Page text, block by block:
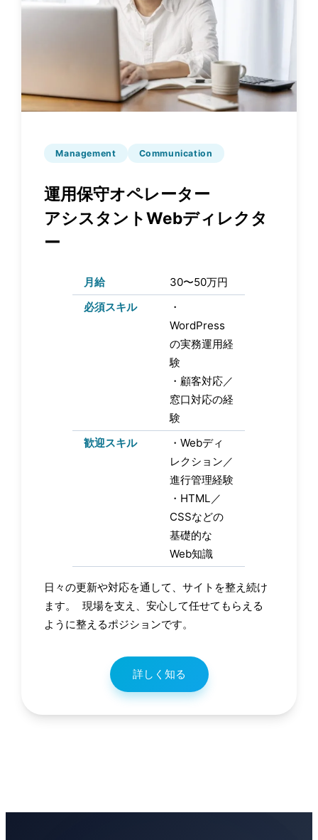
Management Communication
運用保守オペレーター
アシスタントWebディレクタ
ー
月給
30〜50万円
必須スキル
・
WordPress
の実務運用経
験
・顧客対応／
窓口対応の経
験
歓迎スキル
・Webディ
レクション／
進行管理経験
・HTML／
CSSなどの
基礎的な
Web知識
日々の更新や対応を通して、サイトを整え続け
ます。 現場を支え、安心して任せてもらえる
ように整えるポジションです。
詳しく知る